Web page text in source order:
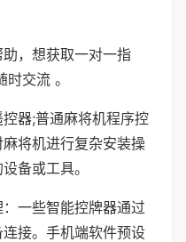
，想获取一对一指
交流 。
器;普通麻将机程序控
将机进行复杂安装操
备或工具。
一些智能控牌器通过
接。手机端软件预设